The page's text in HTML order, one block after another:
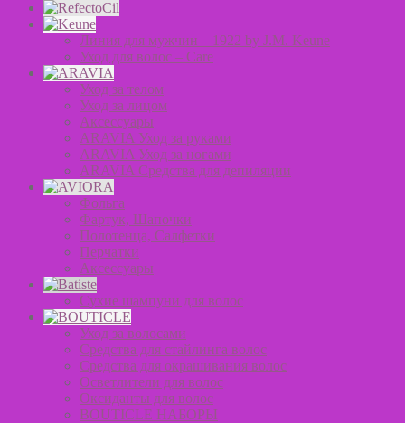
Линия для мужчин – 1922 by J.M. Keune
Уход для волос – Сare
Уход за телом
Уход за лицом
Аксессуары
ARAVIA Уход за руками
ARAVIA Уход за ногами
ARAVIA Средства для депиляции
Фольга
Фартук, Шапочки
Полотенца, Салфетки
Перчатки
Аксессуары
Сухие шампуни для волос
Уход за волосами
Средства для стайлинга волос
Средства для окрашивания волос
Осветлители для волос
Оксиданты для волос
BOUTICLE НАБОРЫ